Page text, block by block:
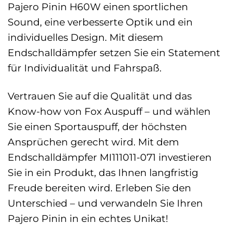
Pajero Pinin H60W einen sportlichen
Sound, eine verbesserte Optik und ein
individuelles Design. Mit diesem
Endschalldämpfer setzen Sie ein Statement
für Individualität und Fahrspaß.
Vertrauen Sie auf die Qualität und das
Know-how von Fox Auspuff – und wählen
Sie einen Sportauspuff, der höchsten
Ansprüchen gerecht wird. Mit dem
Endschalldämpfer MI111011-071 investieren
Sie in ein Produkt, das Ihnen langfristig
Freude bereiten wird. Erleben Sie den
Unterschied – und verwandeln Sie Ihren
Pajero Pinin in ein echtes Unikat!